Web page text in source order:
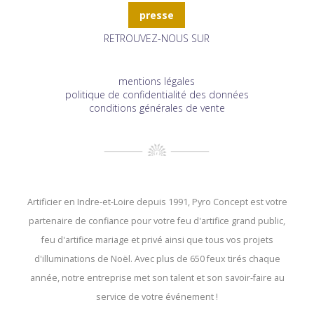
presse
RETROUVEZ-NOUS SUR
mentions légales
politique de confidentialité des données
conditions générales de vente
Artificier en Indre-et-Loire depuis 1991, Pyro Concept est votre
partenaire de confiance pour votre feu d'artifice grand public,
feu d'artifice mariage et privé ainsi que tous vos projets
d'illuminations de Noël. Avec plus de 650 feux tirés chaque
année, notre entreprise met son talent et son savoir-faire au
service de votre événement !